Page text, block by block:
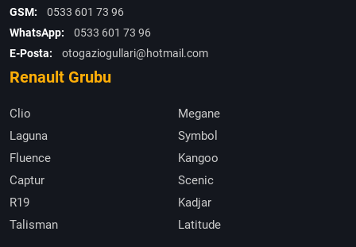
GSM:
0533 601 73 96
WhatsApp:
0533 601 73 96
E-Posta:
otogaziogullari@hotmail.com
Renault Grubu
Clio
Megane
Laguna
Symbol
Fluence
Kangoo
Captur
Scenic
R19
Kadjar
Talisman
Latitude